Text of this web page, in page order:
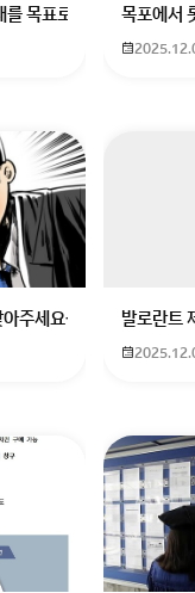
사나 공양을 올리라는
은 광고 [X]를 누르면 내용이 보
를 목표로 하고 있는 09년
목포에서
주세요ㅠㅠ 무슨 검정머
발로란트